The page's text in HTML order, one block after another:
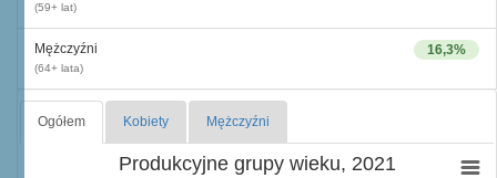
(59+ lat)
16,3%
Mężczyźni
(64+ lata)
Ogółem Kobiety Mężczyźni
Produkcyjne grupy wieku, 2021